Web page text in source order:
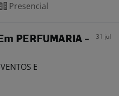
Presencial
PERFUMARIA -
31 jul
E